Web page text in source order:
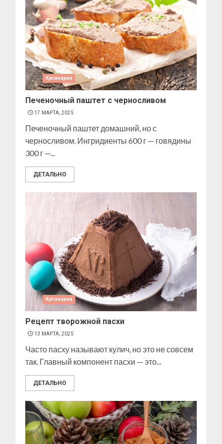
Кулинария
Печеночный паштет с черносливом
17 МАРТА, 2025
Печеночный паштет домашний, но с
черносливом. Ингридиенты 600 г — говядины
300 г —...
ДЕТАЛЬНО
Кулинария
Рецепт творожной пасхи
13 МАРТА, 2025
Часто пасху называют кулич, но это не совсем
так. Главный компонент пасхи — это...
ДЕТАЛЬНО
Позы для фотографий на
улице
10 МАРТА, 2025